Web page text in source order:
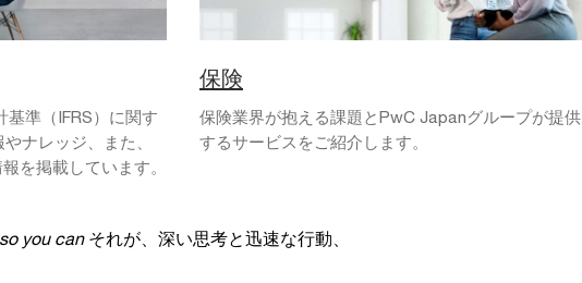
準（IFRS）に関す
ナレッジ、また、
を掲載しています。
保険
保険業界が抱える課題とPwC Japanグループが提供
するサービスをご紹介します。
so you can それが、深い思考と迅速な行動、